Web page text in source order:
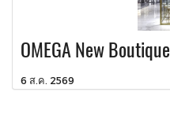
OMEGA New Boutique
6 ส.ค. 2569